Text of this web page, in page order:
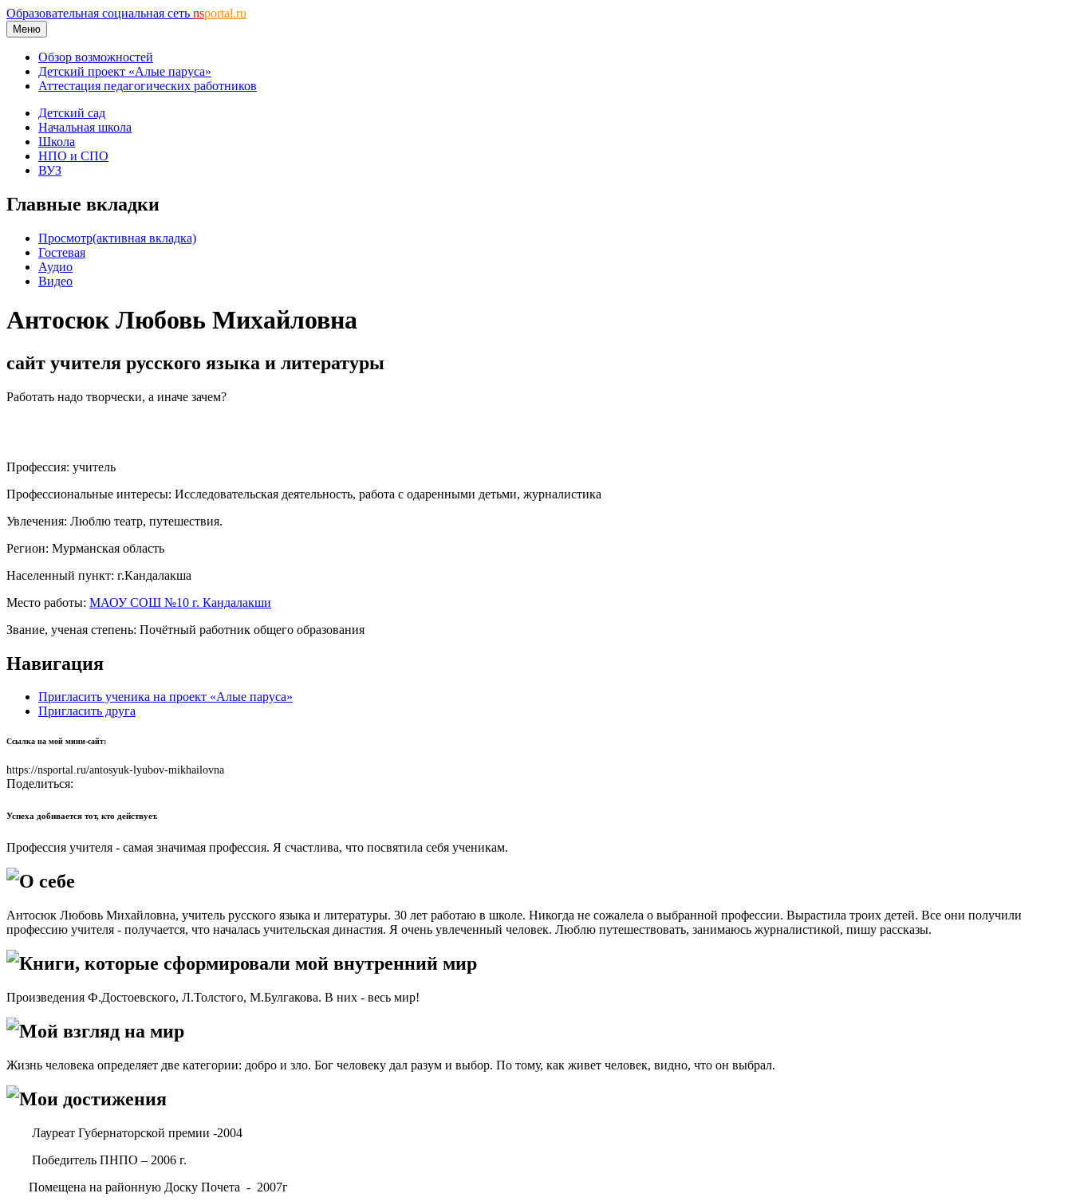
Образовательная социальная сеть nsportal.ru
Меню
Обзор возможностей
Детский проект «Алые паруса»
Аттестация педагогических работников
Детский сад
Начальная школа
Школа
НПО и СПО
ВУЗ
Главные вкладки
Просмотр(активная вкладка)
Гостевая
Аудио
Видео
Антосюк Любовь Михайловна
сайт учителя русского языка и литературы
Работать надо творчески, а иначе зачем?
Профессия: учитель
Профессиональные интересы: Исследовательская деятельность, работа с одаренными детьми, журналистика
Увлечения: Люблю театр, путешествия.
Регион: Мурманская область
Населенный пункт: г.Кандалакша
Место работы: МАОУ СОШ №10 г. Кандалакши
Звание, ученая степень: Почётный работник общего образования
Навигация
Пригласить ученика на проект «Алые паруса»
Пригласить друга
Ссылка на мой мини-сайт:
https://nsportal.ru/antosyuk-lyubov-mikhailovna
Поделиться:
Успеха добивается тот, кто действует.
Профессия учителя - самая значимая профессия. Я счастлива, что посвятила себя ученикам.
О себе
Антосюк Любовь Михайловна, учитель русского языка и литературы. 30 лет работаю в школе. Никогда не сожалела о выбранной профессии. Вырастила троих детей. Все они получили
профессию учителя - получается, что началась учительская династия. Я очень увлеченный человек. Люблю путешествовать, занимаюсь журналистикой, пишу рассказы.
Книги, которые сформировали мой внутренний мир
Произведения Ф.Достоевского, Л.Толстого, М.Булгакова. В них - весь мир!
Мой взгляд на мир
Жизнь человека определяет две категории: добро и зло. Бог человеку дал разум и выбор. По тому, как живет человек, видно, что он выбрал.
Мои достижения
Лауреат Губернаторской премии -2004
Победитель ПНПО – 2006 г.
Помещена на районную Доску Почета - 2007г